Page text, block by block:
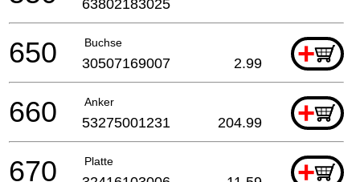
63802183025
Buchse +
650 30507169007 2.99
Anker +
660 53275001231 204.99
Platte +
670